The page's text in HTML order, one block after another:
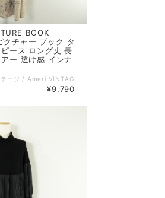
BOOK
クチャー ブック タ
ース ロング丈 長
ー 透け感 インナ
¥9,790